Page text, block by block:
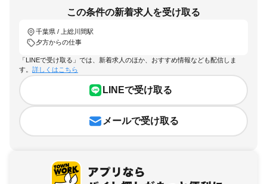
この条件の新着求人を受け取る
千葉県 / 上総川間駅
夕方からの仕事
「LINEで受け取る」では、新着求人のほか、おすすめ情報なども配信しま
す。 詳しくはこちら
LINEで受け取る
メールで受け取る